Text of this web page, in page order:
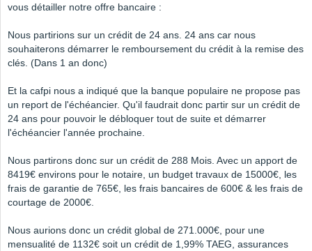
vous détailler notre offre bancaire :
Nous partirions sur un crédit de 24 ans. 24 ans car nous
souhaiterons démarrer le remboursement du crédit à la remise des
clés. (Dans 1 an donc)
Et la cafpi nous a indiqué que la banque populaire ne propose pas
un report de l'échéancier. Qu'il faudrait donc partir sur un crédit de
24 ans pour pouvoir le débloquer tout de suite et démarrer
l'échéancier l'année prochaine.
Nous partirons donc sur un crédit de 288 Mois. Avec un apport de
8419€ environs pour le notaire, un budget travaux de 15000€, les
frais de garantie de 765€, les frais bancaires de 600€ & les frais de
courtage de 2000€.
Nous aurions donc un crédit global de 271.000€, pour une
mensualité de 1132€ soit un crédit de 1,99% TAEG, assurances